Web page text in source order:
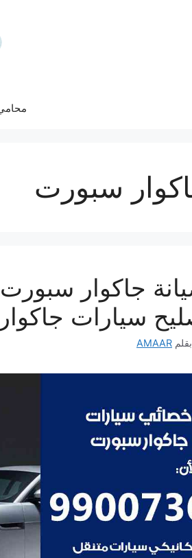
سبورت
سيارات
بقلم AMAAR